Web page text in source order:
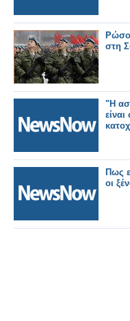
στη
"Η
Πως
οι